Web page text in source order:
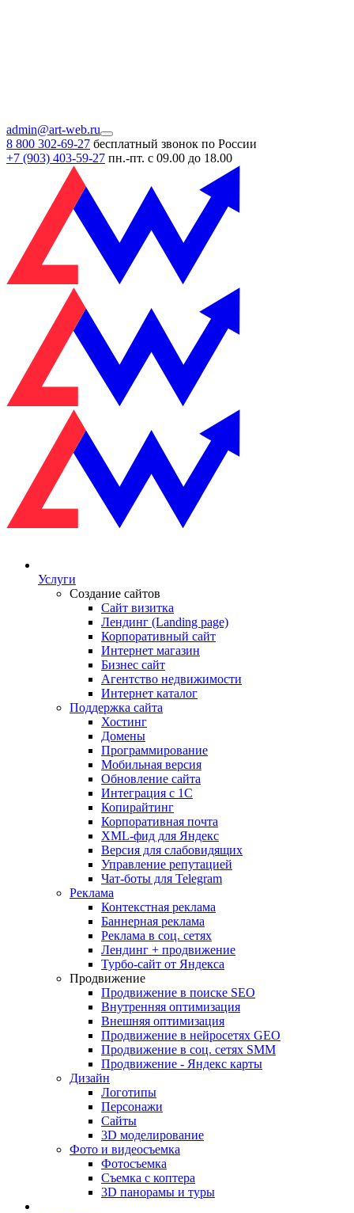
admin@art-web.ru
8 800 302-69-27 бесплатный звонок по России
+7 (903) 403-59-27 пн.-пт. с 09.00 до 18.00
Услуги
Создание сайтов
Сайт визитка
Лендинг (Landing page)
Корпоративный сайт
Интернет магазин
Бизнес сайт
Агентство недвижимости
Интернет каталог
Поддержка сайта
Хостинг
Домены
Программирование
Мобильная версия
Обновление сайта
Интеграция с 1С
Копирайтинг
Корпоративная почта
XML-фид для Яндекс
Версия для слабовидящих
Управление репутацией
Чат-боты для Telegram
Реклама
Контекстная реклама
Баннерная реклама
Реклама в соц. сетях
Лендинг + продвижение
Турбо-сайт от Яндекса
Продвижение
Продвижение в поиске SEO
Внутренняя оптимизация
Внешняя оптимизация
Продвижение в нейросетях GEO
Продвижение в соц. сетях SMM
Продвижение - Яндекс карты
Дизайн
Логотипы
Персонажи
Сайты
3D моделирование
Фото и видеосъемка
Фотосъемка
Съемка с коптера
3D панорамы и туры